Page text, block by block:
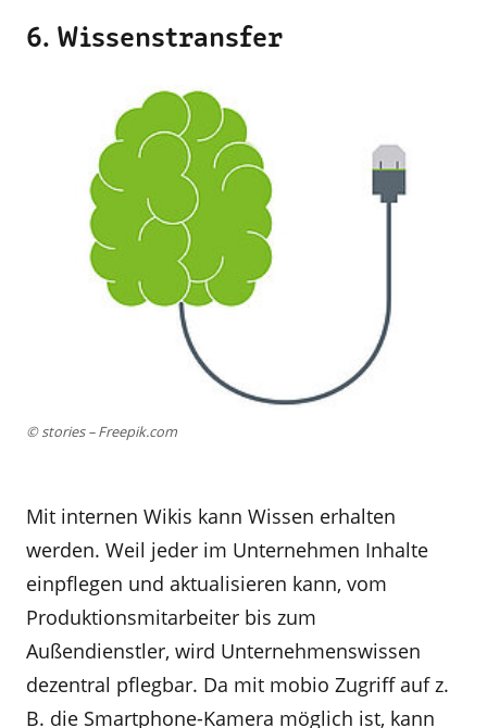
6. Wissenstransfer
© stories – Freepik.com
Mit internen Wikis kann Wissen erhalten
werden. Weil jeder im Unternehmen Inhalte
einpflegen und aktualisieren kann, vom
Produktionsmitarbeiter bis zum
Außendienstler, wird Unternehmenswissen
dezentral pflegbar. Da mit mobio Zugriff auf z.
B. die Smartphone-Kamera möglich ist, kann